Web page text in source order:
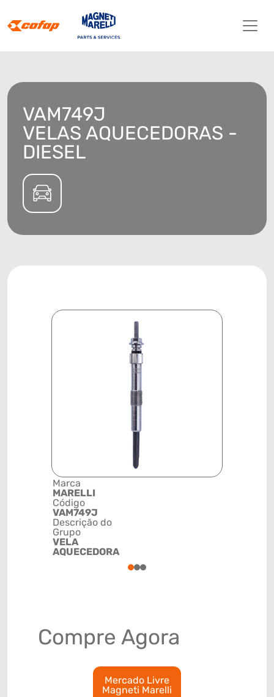
VAM749J
VELAS AQUECEDORAS -
DIESEL
Marca
MARELLI
Código
VAM749J
Descrição do
Grupo
VELA
AQUECEDORA
123
Compre Agora
Mercado Livre
Magneti Marelli